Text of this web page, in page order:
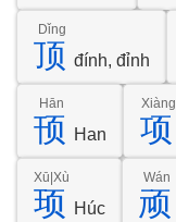
顶
Dǐng
đính, đỉnh
顸
Hān
Han 项
Xiàng
顼
Xū|Xù
Húc 顽
Wán